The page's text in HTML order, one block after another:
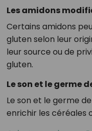
Les amidons
Certains amidons
gluten selon leur
leur source ou de
gluten.
Le son et le germe
Le son et le germe
enrichir les céréales